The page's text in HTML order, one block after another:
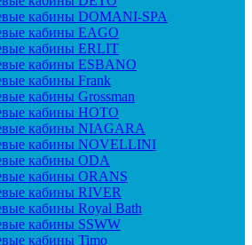
кабины DOMANI-SPA
кабины EAGO
кабины ERLIT
кабины ESBANO
кабины Frank
кабины Grossman
кабины HOTO
кабины NIAGARA
кабины NOVELLINI
кабины ODA
кабины ORANS
кабины RIVER
кабины Royal Bath
кабины SSWW
кабины Timo